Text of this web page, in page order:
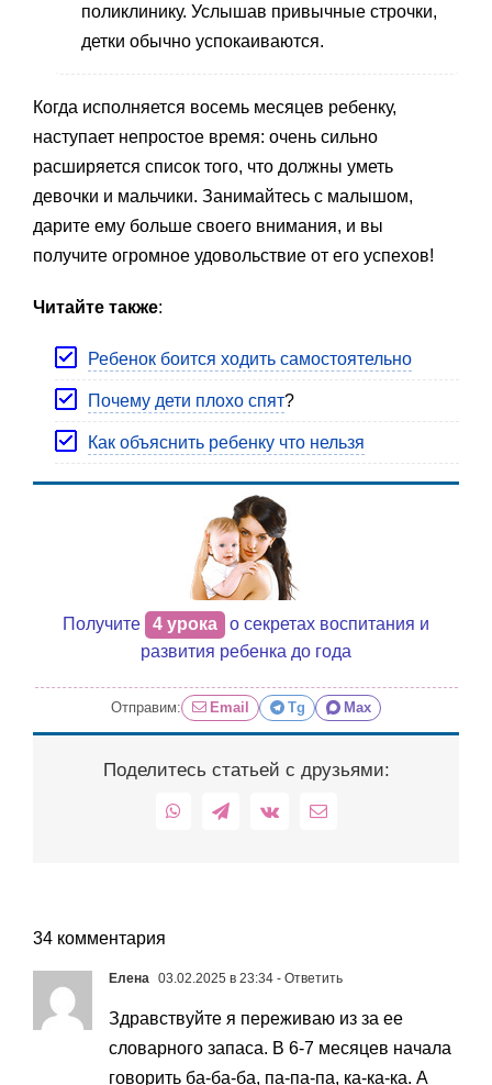
поликлинику. Услышав привычные строчки,
детки обычно успокаиваются.
Когда исполняется восемь месяцев ребенку,
наступает непростое время: очень сильно
расширяется список того, что должны уметь
девочки и мальчики. Занимайтесь с малышом,
дарите ему больше своего внимания, и вы
получите огромное удовольствие от его успехов!
Читайте также:
Ребенок боится ходить самостоятельно
Почему дети плохо спят?
Как объяснить ребенку что нельзя
Получите 4 урока
о секретах воспитания и
развития ребенка до года
Отправим: Email Tg Max
Поделитесь статьей с друзьями:
WhatsAppTelegram
Vk Email
34 комментария
Елена 03.02.2025 в 23:34 - Ответить
Здравствуйте я переживаю из за ее
словарного запаса. В 6-7 месяцев начала
говорить ба-ба-ба, па-па-па, ка-ка-ка. А